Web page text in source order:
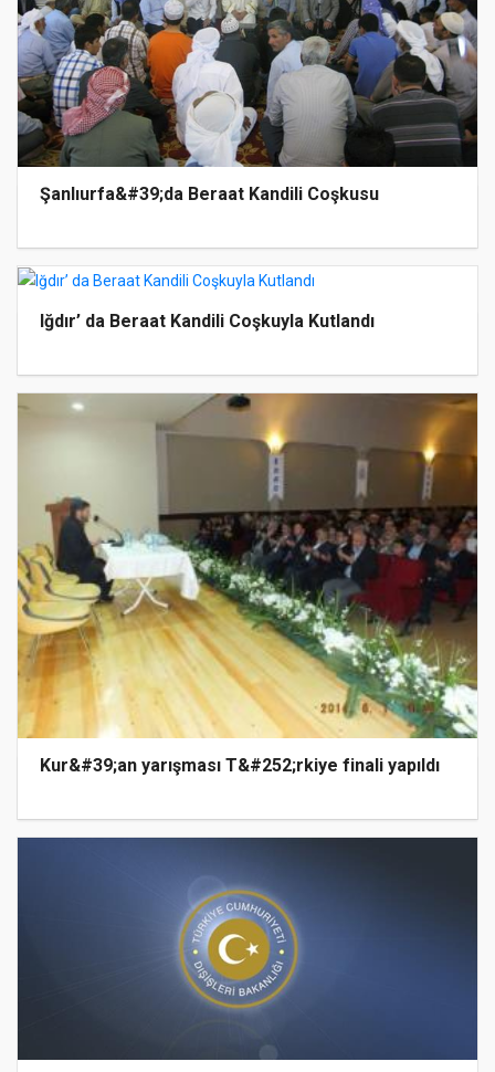
Şanlıurfa&#39;da Beraat Kandili Coşkusu
Iğdır’ da Beraat Kandili Coşkuyla Kutlandı
Kur&#39;an yarışması T&#252;rkiye finali yapıldı